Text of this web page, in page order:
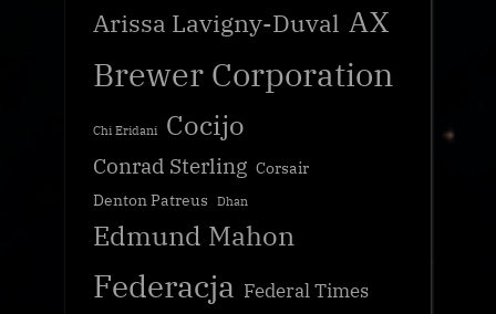
Arissa Lavigny-Duval AX
Brewer Corporation
Chi Eridani Cocijo
Conrad Sterling Corsair
Denton Patreus
Dhan
Edmund Mahon
Federacja Federal Times